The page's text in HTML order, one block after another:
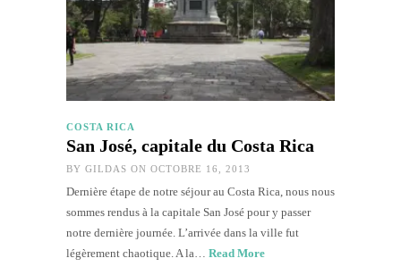
COSTA RICA
San José, capitale du Costa Rica
BY GILDAS ON OCTOBRE 16, 2013
Dernière étape de notre séjour au Costa Rica, nous nous
sommes rendus à la capitale San José pour y passer
notre dernière journée. L’arrivée dans la ville fut
légèrement chaotique. A la… Read More